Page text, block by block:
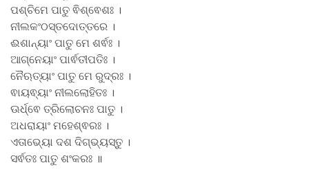
ପଶ୍ଚିମେ ପାତୁ ଵିଶ୍ଵେଶଃ ।
ନୀଲକଂଠସ୍ତଦୋତ୍ତରେ ।
ଈଶାନ୍ୟାଂ ପାତୁ ମେ ଶର୍ଵଃ ।
ଆଗ୍ନେୟାଂ ପାର୍ଵତୀପତିଃ ।
ନୈଋତ୍ୟାଂ ପାତୁ ମେ ରୁଦ୍ରଃ ।
ଵାୟଵ୍ୟାଂ ନୀଲଲୋହିତଃ ।
ଊର୍ଧ୍ଵେ ତ୍ରିଲୋଚନଃ ପାତୁ ।
ଅଧରାୟାଂ ମହେଶ୍ଵରଃ ।
ଏତାଭ୍ୟୋ ଦଶ ଦିଗ୍ଭ୍ୟସ୍ତୁ ।
ସର୍ଵତଃ ପାତୁ ଶଂକରଃ ॥